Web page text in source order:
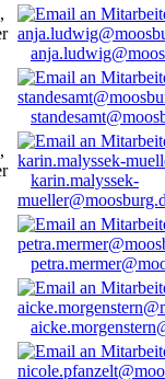
karin.malyssek-